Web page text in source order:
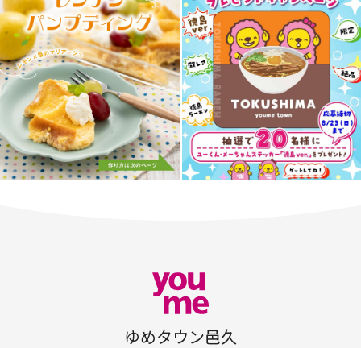
ゆめタウン邑久